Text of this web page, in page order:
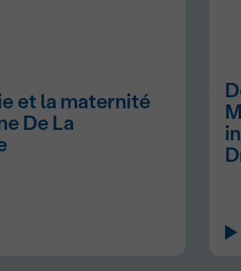
et la maternité
De La